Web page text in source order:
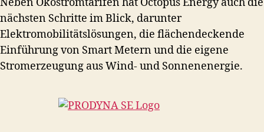
nächsten Schritte im Blick, darunter
Elektromobilitätslösungen, die flächendeckende
Einführung von Smart Metern und die eigene
Stromerzeugung aus Wind- und Sonnenenergie.